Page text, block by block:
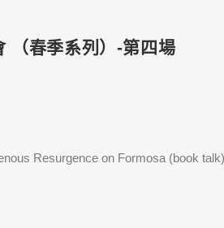
（春季系列）-第四場
Resurgence on Formosa (book talk)